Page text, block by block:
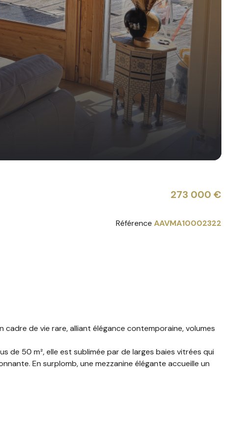
273 000 €
Référence AAVMA10002322
de vie rare, alliant élégance contemporaine, volumes
de 50 m², elle est sublimée par de larges baies vitrées qui
En surplomb, une mezzanine élégante accueille un